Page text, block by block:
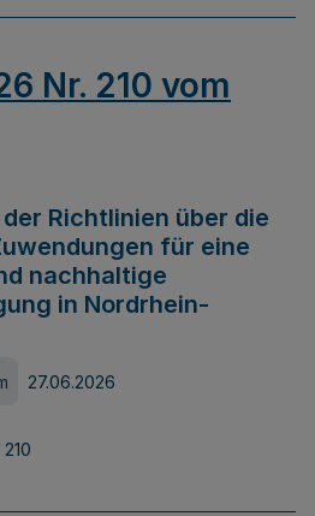
Nr. 210 vom
Richtlinien über die
für eine
nachhaltige
in Nordrhein-
27.06.2026
210